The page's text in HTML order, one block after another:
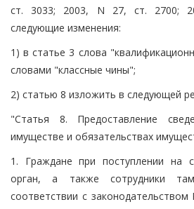
ст. 3033; 2003, N 27, ст. 2700;
следующие изменения:
1) в статье 3 слова
словами "классные чины";
2) статью 8 изложить в следующей
"Статья 8. Предоставление
имуществе и обязательствах
1. Граждане при поступлении на
орган, а также сотрудники
соответствии с законодательством